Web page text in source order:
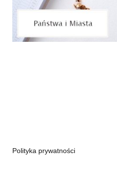
Polityka prywatności